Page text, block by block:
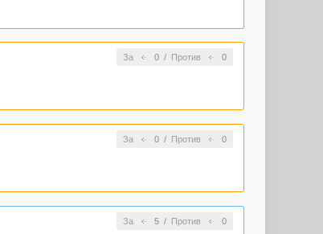
За 0/ Против 0
За 0/ Против 0
За 5/ Против 0